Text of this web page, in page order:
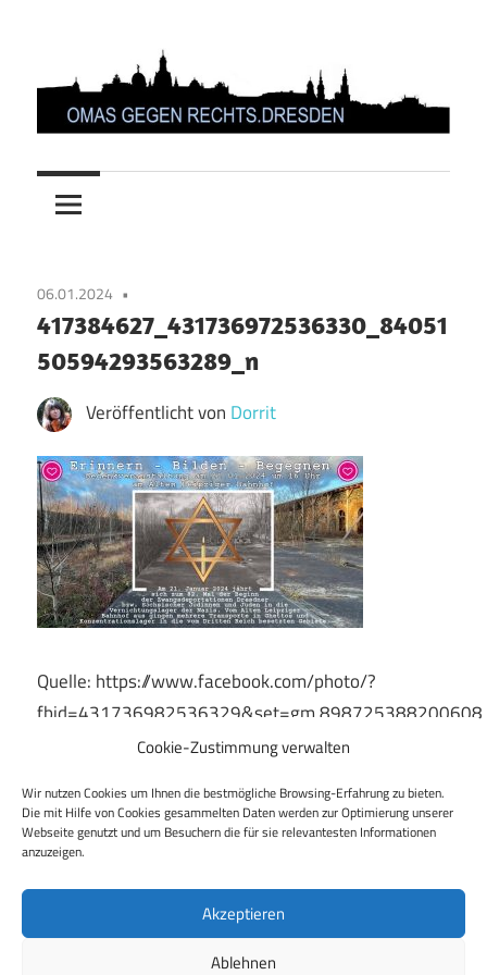
Cookie-Zustimmung verwalten
Wir nutzen Cookies um Ihnen die bestmögliche Browsing-Erfahrung zu bieten.
Die mit Hilfe von Cookies gesammelten Daten werden zur Optimierung unserer
Webseite genutzt und um Besuchern die für sie relevantesten Informationen
anzuzeigen.
Akzeptieren
Ablehnen
springen
OMAS
GEGEN
RECHTS.DRESDEN
06.01.2024
417384627_431736972536330_84051
50594293563289_n
Veröffentlicht von Dorrit
Quelle: https://www.facebook.com/photo/?
fbid=431736982536329&set=gm.898725388200608
Beitragsnavigation
Vorheriger Beitrag
Herz statt Hetze: Gedenken aus Anlass des
von Jüdinnen und Juden